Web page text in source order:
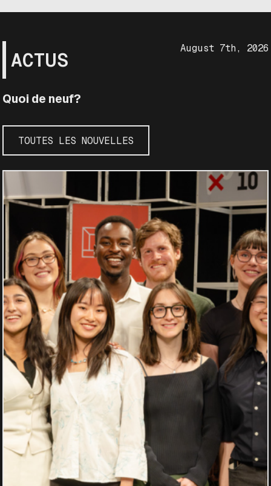
ACTUS
Quoi de neuf?
TOUTES LES NOUVELLES
August 7th, 2026